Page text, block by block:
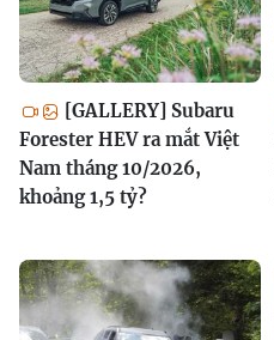
[GALLERY] Subaru
Forester HEV ra mắt Việt
Nam tháng 10/2026,
khoảng 1,5 tỷ?